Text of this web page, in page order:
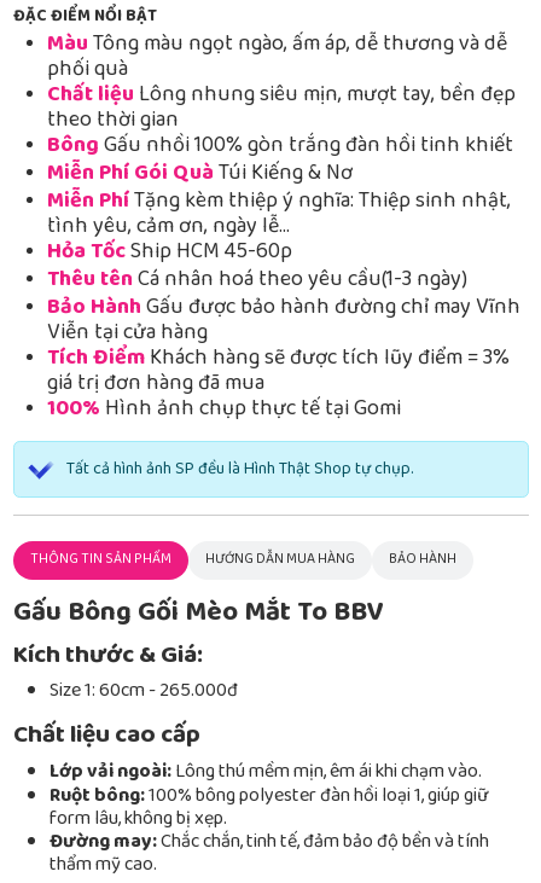
ĐẶC ĐIỂM NỔI BẬT
MàuTông màu ngọt ngào, ấm áp, dễ thương và dễ
phối quà
Chất liệu Lông nhung siêu mịn, mượt tay, bền đẹp
theo thời gian
BôngGấu nhồi 100% gòn trắng đàn hồi tinh khiết
Miễn Phí Gói QuàTúi Kiếng & Nơ
Miễn PhíTặng kèm thiệp ý nghĩa: Thiệp sinh nhật,
tình yêu, cảm ơn, ngày lễ…
Hỏa TốcShip HCM 45-60p
Thêu tênCá nhân hoá theo yêu cầu(1-3 ngày)
Bảo HànhGấu được bảo hành đường chỉ may Vĩnh
Viễn tại cửa hàng
Tích ĐiểmKhách hàng sẽ được tích lũy điểm = 3%
giá trị đơn hàng đã mua
100% Hình ảnh chụp thực tế tại Gomi
Tất cả hình ảnh SP đều là Hình Thật Shop tự chụp.
THÔNG TIN SẢN PHẨM HƯỚNG DẪN MUA HÀNG BẢO HÀNH
Gấu Bông Gối Mèo Mắt To BBV
Kích thước & Giá:
Size 1: 60cm - 265.000đ
Chất liệu cao cấp
Lớp vải ngoài:Lông thú mềm mịn, êm ái khi chạm vào.
Ruột bông:100% bông polyester đàn hồi loại 1, giúp giữ
form lâu, không bị xẹp.
Đường may:Chắc chắn, tinh tế, đảm bảo độ bền và tính
thẩm mỹ cao.